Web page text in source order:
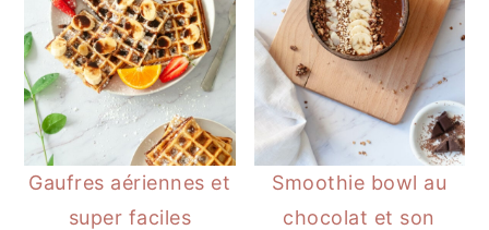
Gaufres aériennes et
super faciles
Smoothie bowl au
chocolat et son